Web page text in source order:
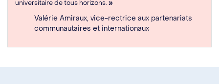
universitaire de tous horizons. »
Valérie Amiraux, vice-rectrice aux partenariats
communautaires et internationaux